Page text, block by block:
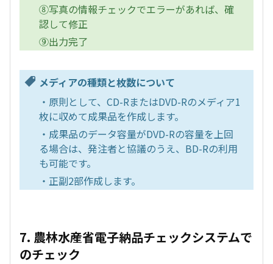
⑧写真の情報チェックでエラーがあれば、確
認して修正
⑨出力完了
メディアの種類と枚数について
・原則として、CD-RまたはDVD-Rのメディア1
枚に収めて成果品を作成します。
・成果品のデータ容量がDVD-Rの容量を上回
る場合は、発注者と協議のうえ、BD-Rの利用
も可能です。
・正副2部作成します。
7. 農林水産省電子納品チェックシステムで
のチェック